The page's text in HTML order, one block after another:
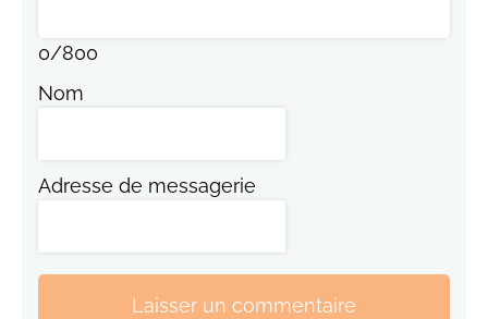
0/800
Nom
Adresse de messagerie
Laisser un commentaire